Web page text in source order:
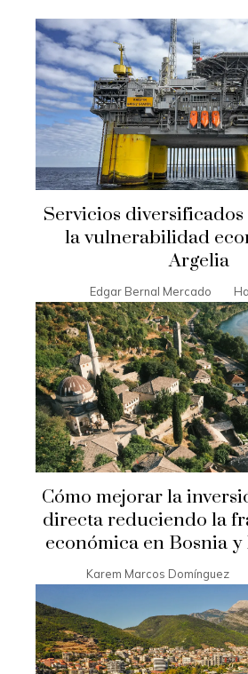
Servicios
la vulnerabilidad
Argelia
Edgar Bernal Mercado
Cómo mejorar la
directa reduciendo la
económica en Bosnia
Karem Marcos Domínguez